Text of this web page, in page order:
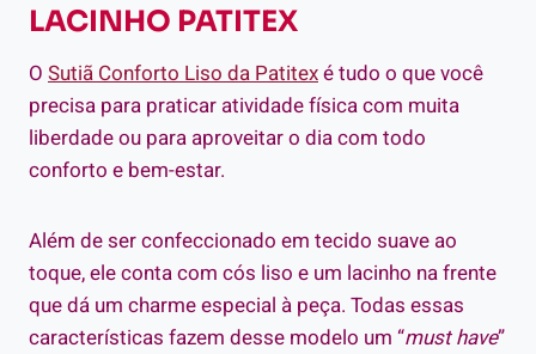
LACINHO PATITEX
O Sutiã Conforto Liso da Patitexé tudo o que você
precisa para praticar atividade física com muita
liberdade ou para aproveitar o dia com todo
conforto e bem-estar.
Além de ser confeccionado em tecido suave ao
toque, ele conta com cós liso e um lacinho na frente
que dá um charme especial à peça. Todas essas
características fazem desse modelo um “must have”